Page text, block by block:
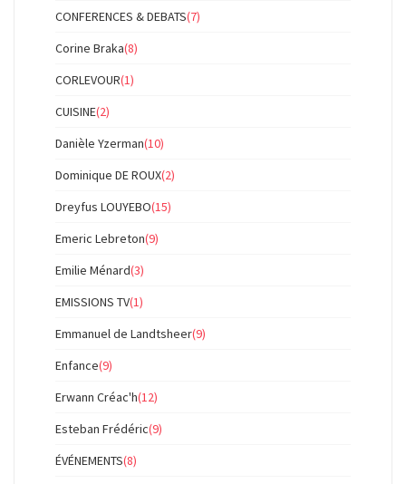
CONFERENCES & DEBATS(7)
Corine Braka(8)
CORLEVOUR(1)
CUISINE(2)
Danièle Yzerman(10)
Dominique DE ROUX(2)
Dreyfus LOUYEBO(15)
Emeric Lebreton(9)
Emilie Ménard(3)
EMISSIONS TV(1)
Emmanuel de Landtsheer(9)
Enfance(9)
Erwann Créac'h(12)
Esteban Frédéric(9)
ÉVÉNEMENTS(8)